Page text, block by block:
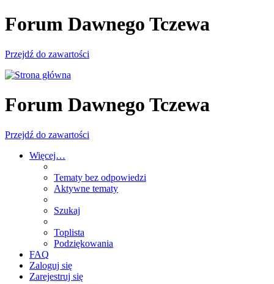
Forum Dawnego Tczewa
Przejdź do zawartości
Forum Dawnego Tczewa
Przejdź do zawartości
Więcej…
Tematy bez odpowiedzi
Aktywne tematy
Szukaj
Toplista
Podziękowania
FAQ
Zaloguj się
Zarejestruj się